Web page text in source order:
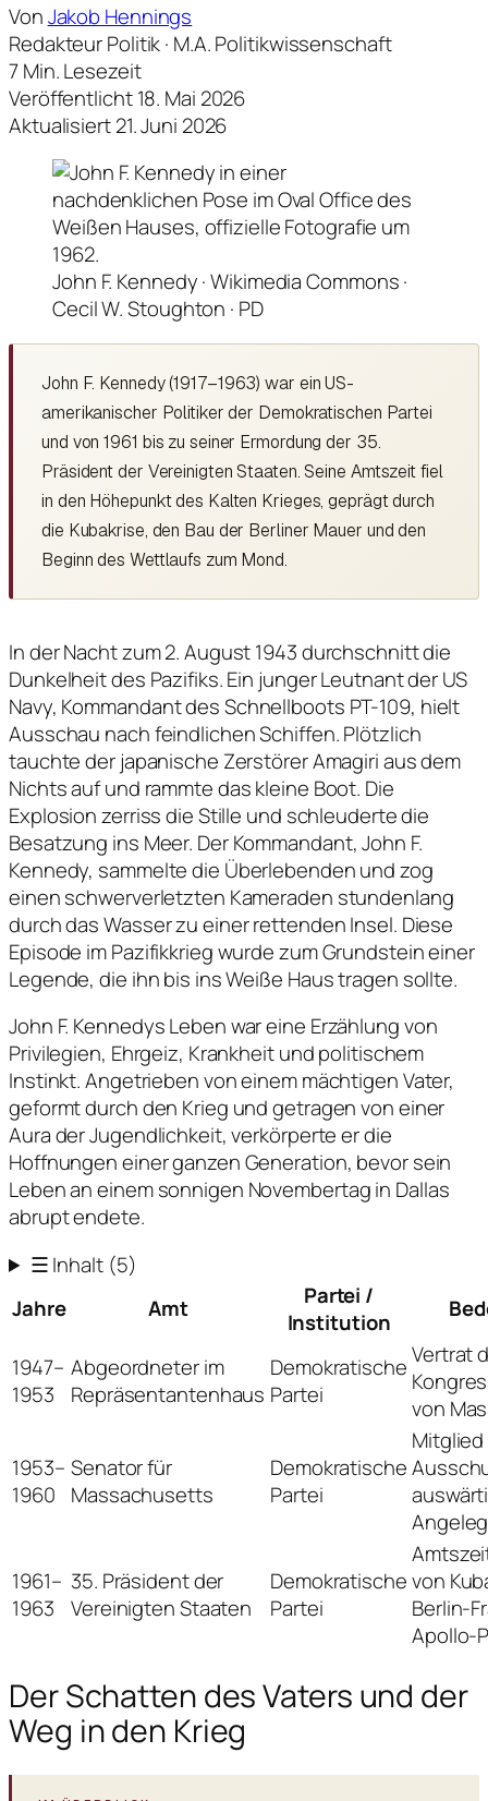
VonJakob Hennings
Redakteur Politik · M.A. Politikwissenschaft
7 Min. Lesezeit
Veröffentlicht 18. Mai 2026
Aktualisiert 21. Juni 2026
John F. Kennedy · Wikimedia Commons ·
Cecil W. Stoughton · PD
John F. Kennedy (1917–1963) war ein US-
amerikanischer Politiker der Demokratischen Partei
und von 1961 bis zu seiner Ermordung der 35.
Präsident der Vereinigten Staaten. Seine Amtszeit fiel
in den Höhepunkt des Kalten Krieges, geprägt durch
die Kubakrise, den Bau der Berliner Mauer und den
Beginn des Wettlaufs zum Mond.
In der Nacht zum 2. August 1943 durchschnitt die
Dunkelheit des Pazifiks. Ein junger Leutnant der US
Navy, Kommandant des Schnellboots PT-109, hielt
Ausschau nach feindlichen Schiffen. Plötzlich
tauchte der japanische Zerstörer Amagiri aus dem
Nichts auf und rammte das kleine Boot. Die
Explosion zerriss die Stille und schleuderte die
Besatzung ins Meer. Der Kommandant, John F.
Kennedy, sammelte die Überlebenden und zog
einen schwerverletzten Kameraden stundenlang
durch das Wasser zu einer rettenden Insel. Diese
Episode im Pazifikkrieg wurde zum Grundstein einer
Legende, die ihn bis ins Weiße Haus tragen sollte.
John F. Kennedys Leben war eine Erzählung von
Privilegien, Ehrgeiz, Krankheit und politischem
Instinkt. Angetrieben von einem mächtigen Vater,
geformt durch den Krieg und getragen von einer
Aura der Jugendlichkeit, verkörperte er die
Hoffnungen einer ganzen Generation, bevor sein
Leben an einem sonnigen Novembertag in Dallas
abrupt endete.
☰Inhalt (5)
Jahre
Amt
Partei /
Institution
1947–
1953
Abgeordneter im
Repräsentantenhaus
Demokratische
Partei
Vertrat
von
1953–
1960
Senator für
Massachusetts
Demokratische
Partei
Mitglied
1961–
1963
35. Präsident der
Vereinigten Staaten
Demokratische
Partei
von
Berlin-
Apollo-
Der Schatten des Vaters und der
Weg in den Krieg